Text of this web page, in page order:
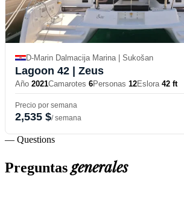
D-Marin Dalmacija Marina | Sukošan
Lagoon 42 | Zeus
Año 2021Camarotes 6Personas 12Eslora 42 ft
Precio por semana
2,535 $/ semana
— Questions
Preguntasgenerales